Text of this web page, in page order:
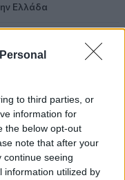
to third parties, or
information for
the below opt-out
note that after your
continue seeing
information utilized by
Ελλάδα
240 εκατ. ευρώ
οδηγήσει σε
Γενική Κλινική